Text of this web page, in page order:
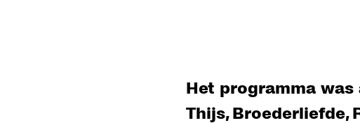
Het programma
Thijs, Broederliefde,